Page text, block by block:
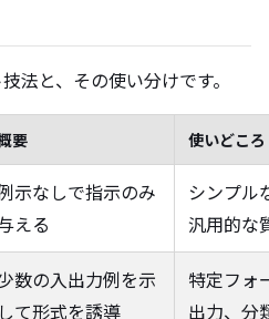
法と、その使い分けです。
要 使いどころ
示なしで指示のみ
える
シンプル
汎用的な
数の入出力例を示
して形式を誘導
特定フォ
出力、分